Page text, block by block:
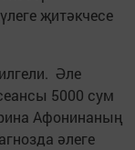
җитәкчесе
Әле
5000 сум
Афонинаның
әлеге